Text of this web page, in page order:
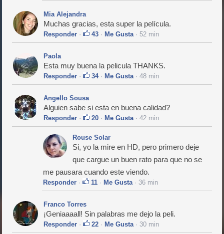
Mia Alejandra
Muchas gracias, esta super la película.
Responder · 43 · Me Gusta · 52 min
Paola
Esta muy buena la pelicula THANKS.
Responder · 34· Me Gusta · 48 min
Angello Sousa
Alguien sabe si esta en buena calidad?
Responder · 20 · Me Gusta · 42 min
Rouse Solar
Si, yo la mire en HD, pero primero deje
que cargue un buen rato para que no se
me pausara cuando este viendo.
Responder · 11 · Me Gusta · 36 min
Franco Torres
¡Geniaaaall! Sin palabras me dejo la peli.
Responder · 22 · Me Gusta · 30 min